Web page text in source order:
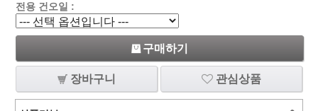
전용 건오일 :
구매하기
장바구니 관심상품